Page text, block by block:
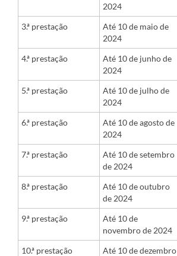
2024
3.ª prestação
Até 10 de maio de
2024
4.ª prestação
Até 10 de junho de
2024
5.ª prestação
Até 10 de julho de
2024
6.ª prestação
Até 10 de agosto de
2024
7.ª prestação
Até 10 de setembro
de 2024
8.ª prestação
Até 10 de outubro
de 2024
9.ª prestação
Até 10 de
novembro de 2024
10.ª prestação
Até 10 de dezembro